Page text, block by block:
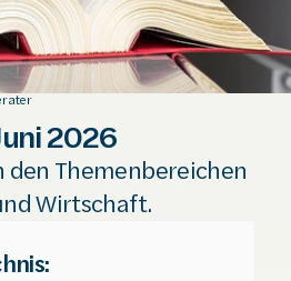
2026
Themenbereichen
Wirtschaft.